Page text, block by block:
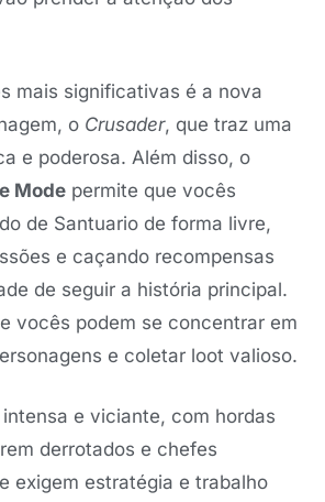
mais significativas é a nova
o Crusader, que traz uma
e poderosa. Além disso, o
Mode permite que vocês
de Santuario de forma livre,
e caçando recompensas
de seguir a história principal.
vocês podem se concentrar em
e coletar loot valioso.
e viciante, com hordas
derrotados e chefes
exigem estratégia e trabalho